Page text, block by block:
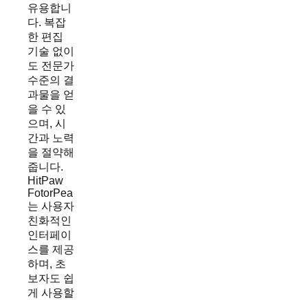
유용합니
다. 복잡
한 편집
기술 없이
도 전문가
수준의 결
과물을 얻
을 수 있
으며, 시
간과 노력
을 절약해
줍니다.
HitPaw
FotorPea
는 사용자
친화적인
인터페이
스를 제공
하며, 초
보자도 쉽
게 사용할